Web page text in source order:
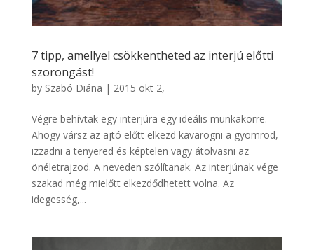
7 tipp, amellyel csökkentheted az interjú előtti
szorongást!
by Szabó Diána | 2015 okt 2,
Végre behívtak egy interjúra egy ideális munkakörre.
Ahogy vársz az ajtó előtt elkezd kavarogni a gyomrod,
izzadni a tenyered és képtelen vagy átolvasni az
önéletrajzod. A neveden szólítanak. Az interjúnak vége
szakad még mielőtt elkezdődhetett volna. Az
idegesség,...